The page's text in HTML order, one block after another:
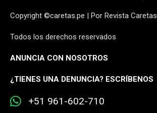
Copyright ©caretas.pe | Por Revista Caretas
Todos los derechos reservados
ANUNCIA CON NOSOTROS
¿TIENES UNA DENUNCIA? ESCRÍBENOS
+51 961-602-710